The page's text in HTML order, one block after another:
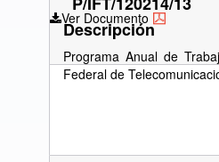
Ver Documento
Descripción
Programa Anual de
Federal de